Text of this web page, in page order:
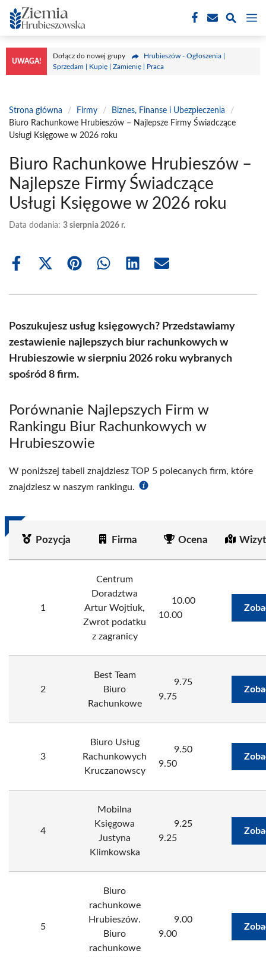
Przejdź
do
treści
UWAGA!
Dołącz do nowej grupy
Hrubieszów - Ogłoszenia |
Sprzedam | Kupię | Zamienię | Praca
Strona główna / Firmy / Biznes, Finanse i Ubezpieczenia
/
Biuro Rachunkowe Hrubieszów – Najlepsze Firmy Świadczące
Usługi Księgowe w 2026 roku
Biuro Rachunkowe Hrubieszów –
Najlepsze Firmy Świadczące
Usługi Księgowe w 2026 roku
Data dodania: 3 sierpnia 2026 r.
Share
Share
(Twitter)
Share Share Share Share
Poszukujesz usług księgowych? Przedstawiamy
zestawienie najlepszych biur rachunkowych w
Hrubieszowie w sierpniu 2026 roku wybranych
spośród 8 firm.
Porównanie Najlepszych Firm w
Rankingu Biur Rachunkowych w
Hrubieszowie
W poniższej tabeli znajdziesz TOP 5 polecanych firm, które
znajdziesz w naszym rankingu.
Pozycja Firma Ocena
1
Centrum
Doradztwa
Artur Wojtiuk,
Zwrot podatku
z zagranicy
10.00
10.00
2
Best Team
Biuro
Rachunkowe
9.75
9.75
3
Biuro Usług
Rachunkowych
Kruczanowscy
9.50
9.50
4
Mobilna
Księgowa
Justyna
Klimkowska
9.25
9.25
5
Biuro
rachunkowe
Hrubieszów.
Biuro
rachunkowe
9.00
9.00